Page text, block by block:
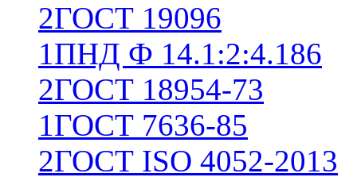
2ГОСТ 19096
1ПНД Ф 14.1:2:4.186
2ГОСТ 18954-73
1ГОСТ 7636-85
2ГОСТ ISO 4052-2013